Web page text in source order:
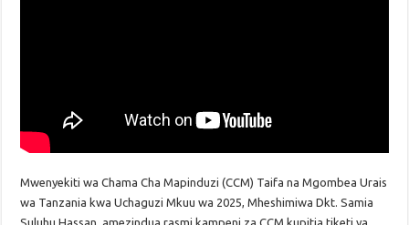
Mwenyekiti wa Chama Cha Mapinduzi (CCM) Taifa na Mgombea Urais
wa Tanzania kwa Uchaguzi Mkuu wa 2025, Mheshimiwa Dkt. Samia
Suluhu Hassan, amezindua rasmi kampeni za CCM kupitia tiketi ya